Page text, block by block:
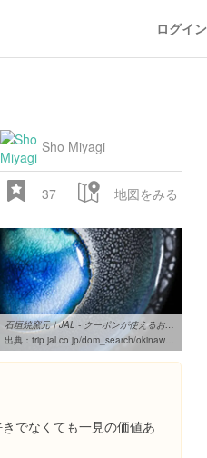
ログイン
28.522 px
Sho Miyagi
37 地図をみる
石垣焼窯元｜JAL - クーポンが使えるお店検索（JAL旅プラスなび）
出典： trip.jal.co.jp/dom_search/okinawa_k/site/detail/4
でなくても一見の価値あ